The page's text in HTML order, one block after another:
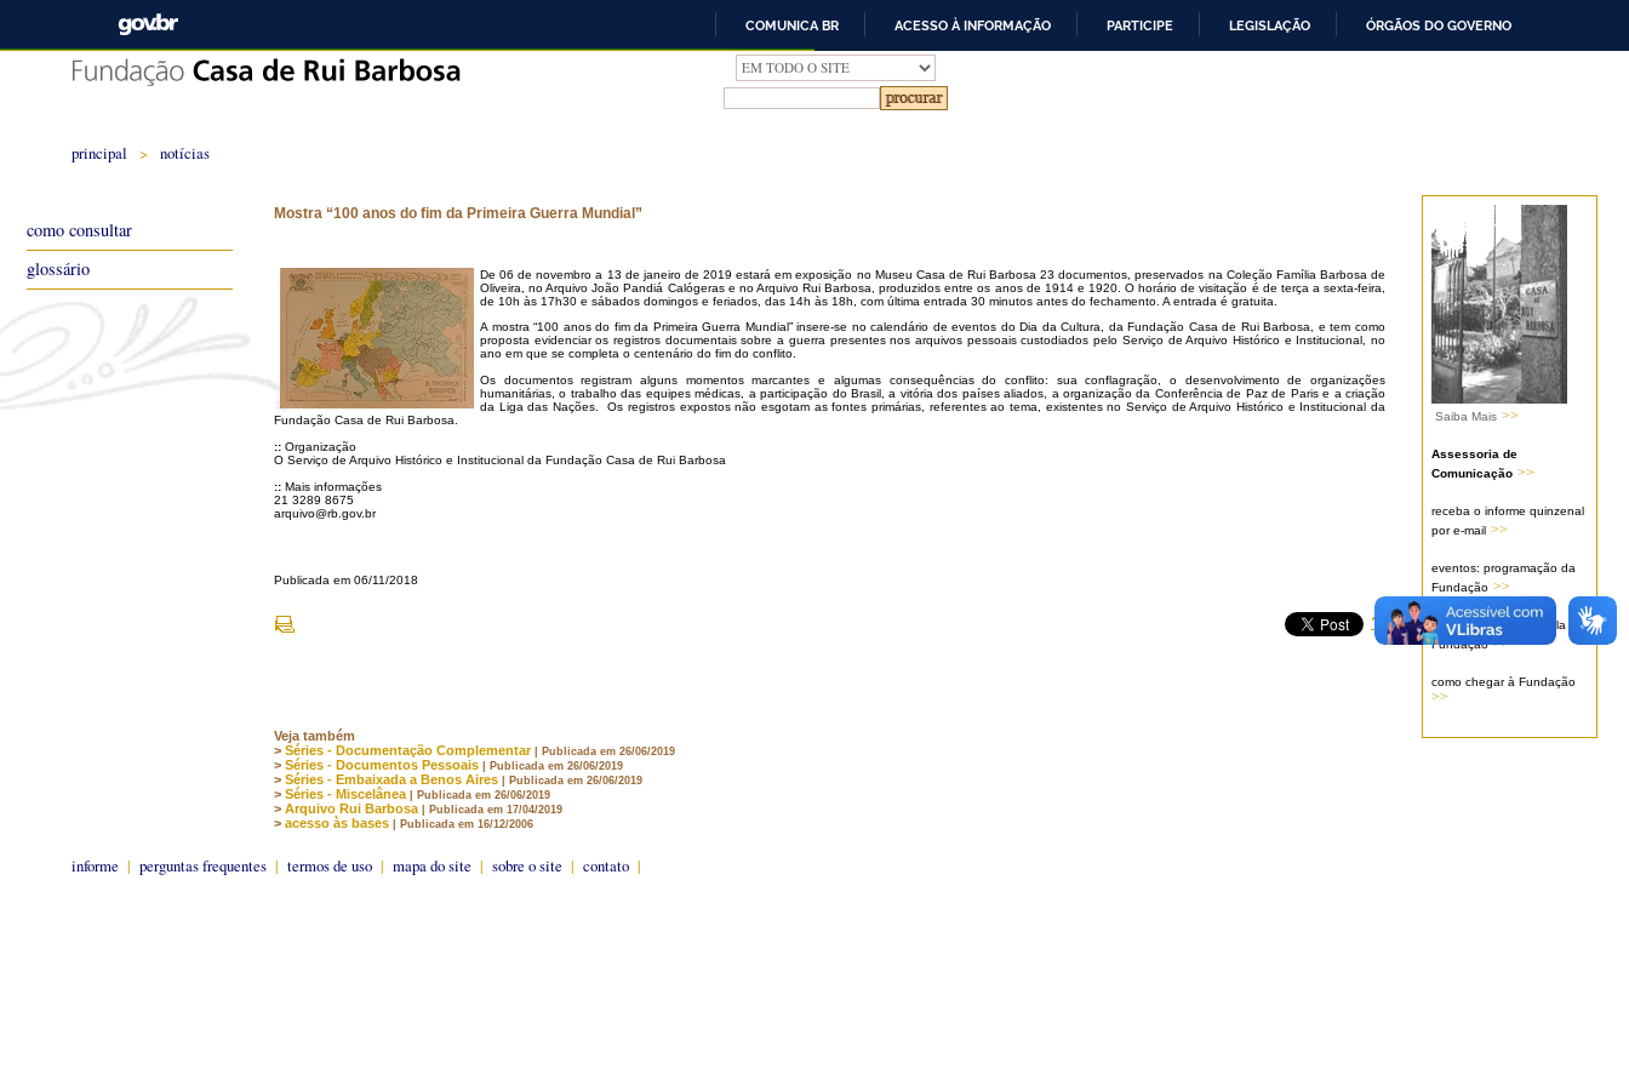
IR
PARA
O
CONTEÚDO
COMUNICA BR ACESSO À INFORMAÇÃO PARTICIPE LEGISLAÇÃO ÓRGÃOS DO GOVERNO
principal > notícias
Saiba Mais >>
Assessoria de
Comunicação >>
receba o informe quinzenal
por e-mail >>
eventos: programação da
Fundação >>
serviços oferecidos pela
Fundação >>
como chegar à Fundação
>>
Mostra “100 anos do fim da Primeira Guerra Mundial”
De 06 de novembro a 13 de janeiro de 2019 estará em exposição no Museu Casa de Rui Barbosa 23 documentos, preservados na Coleção Família Barbosa de
Oliveira, no Arquivo João Pandiá Calógeras e no Arquivo Rui Barbosa, produzidos entre os anos de 1914 e 1920. O horário de visitação é de terça a sexta-feira,
de 10h às 17h30 e sábados domingos e feriados, das 14h às 18h, com última entrada 30 minutos antes do fechamento. A entrada é gratuita.
A mostra “100 anos do fim da Primeira Guerra Mundial” insere-se no calendário de eventos do Dia da Cultura, da Fundação Casa de Rui Barbosa, e tem como
proposta evidenciar os registros documentais sobre a guerra presentes nos arquivos pessoais custodiados pelo Serviço de Arquivo Histórico e Institucional, no
ano em que se completa o centenário do fim do conflito.
Os documentos registram alguns momentos marcantes e algumas consequências do conflito: sua conflagração, o desenvolvimento de organizações
humanitárias, o trabalho das equipes médicas, a participação do Brasil, a vitória dos países aliados, a organização da Conferência de Paz de Paris e a criação
da Liga das Nações. Os registros expostos não esgotam as fontes primárias, referentes ao tema, existentes no Serviço de Arquivo Histórico e Institucional da
Fundação Casa de Rui Barbosa.
:: Organização
O Serviço de Arquivo Histórico e Institucional da Fundação Casa de Rui Barbosa
:: Mais informações
21 3289 8675
arquivo@rb.gov.br
Publicada em 06/11/2018
Veja também
> Séries - Documentação Complementar | Publicada em 26/06/2019
> Séries - Documentos Pessoais | Publicada em 26/06/2019
> Séries - Embaixada a Benos Aires | Publicada em 26/06/2019
> Séries - Miscelânea | Publicada em 26/06/2019
> Arquivo Rui Barbosa | Publicada em 17/04/2019
> acesso às bases | Publicada em 16/12/2006
informe | perguntas frequentes | termos de uso | mapa do site | sobre o site | contato |
como consultar
glossário